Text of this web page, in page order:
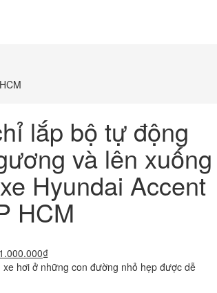
lắp bộ tự động
và lên xuống
Hyundai Accent
HCM
Giá
1.000.000₫Giá
hiện
hơi ở những con đường nhỏ hẹp được dễ